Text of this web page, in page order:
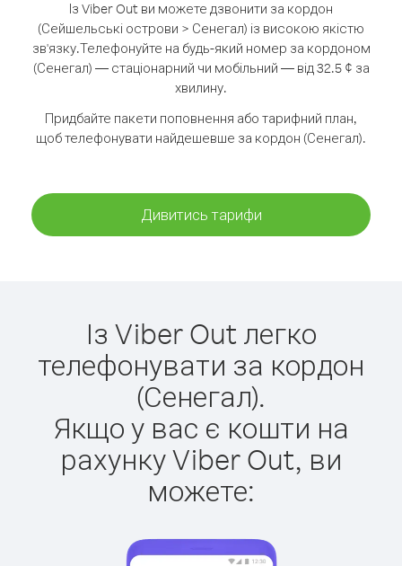
Із Viber Out ви можете дзвонити за кордон
(Сейшельські острови > Сенегал) із високою якістю
зв'язку.Телефонуйте на будь-який номер за кордоном
(Сенегал) — стаціонарний чи мобільний — від 32.5 ¢ за
хвилину.
Придбайте пакети поповнення або тарифний план,
щоб телефонувати найдешевше за кордон (Сенегал).
Дивитись тарифи
Із Viber Out легко
телефонувати за кордон
(Сенегал).
Якщо у вас є кошти на
рахунку Viber Out, ви
можете: